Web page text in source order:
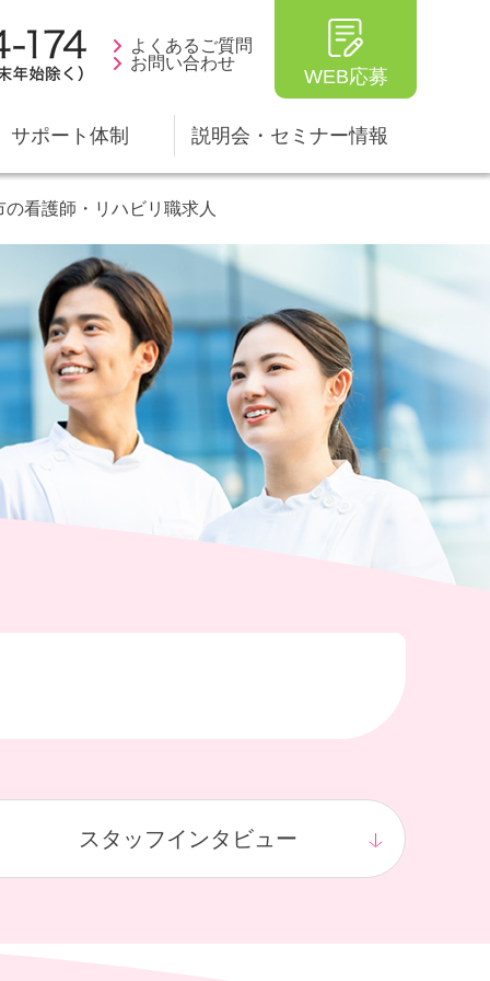
よくあるご質問
お問い合わせ
WEB応募
サポート体制 説明会・セミナー情報
看護師・リハビリ職求人
スタッフインタビュー